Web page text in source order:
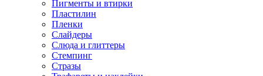
Пигменты и втирки
Пластилин
Пленки
Слайдеры
Слюда и глиттеры
Стемпинг
Стразы